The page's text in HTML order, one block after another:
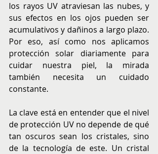
los rayos UV atraviesan las nubes, y
sus efectos en los ojos pueden ser
acumulativos y dañinos a largo plazo.
Por eso, así como nos aplicamos
protección solar diariamente para
cuidar nuestra piel, la mirada
también necesita un cuidado
constante.
La clave está en entender que el nivel
de protección UV no depende de qué
tan oscuros sean los cristales, sino
de la tecnología de este. Un cristal